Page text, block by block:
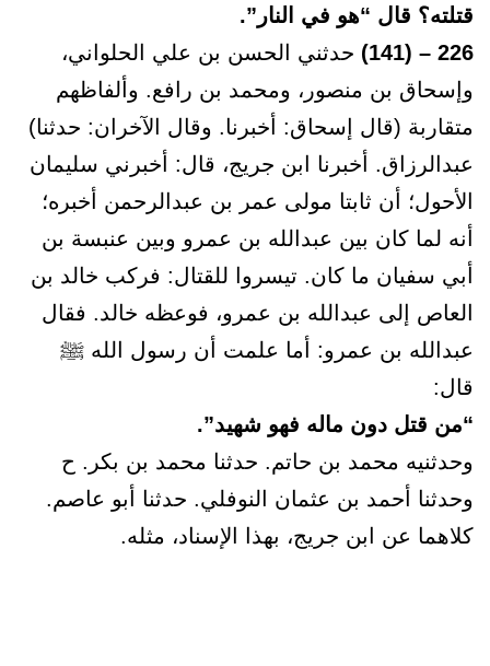
قتلته؟ قال “هو في النار”.
226 – (141)
حدثني الحسن بن علي الحلواني،
وإسحاق بن منصور، ومحمد بن رافع. وألفاظهم
متقاربة (قال إسحاق: أخبرنا. وقال الآخران: حدثنا)
عبدالرزاق. أخبرنا ابن جريج، قال: أخبرني سليمان
الأحول؛ أن ثابتا مولى عمر بن عبدالرحمن أخبره؛
أنه لما كان بين عبدالله بن عمرو وبين عنبسة بن
أبي سفيان ما كان. تيسروا للقتال: فركب خالد بن
العاص إلى عبدالله بن عمرو، فوعظه خالد. فقال
عبدالله بن عمرو: أما علمت أن رسول الله ﷺ
قال:
“من قتل دون ماله فهو شهيد”.
وحدثنيه محمد بن حاتم. حدثنا محمد بن بكر. ح
وحدثنا أحمد بن عثمان النوفلي. حدثنا أبو عاصم.
كلاهما عن ابن جريج، بهذا الإسناد، مثله.